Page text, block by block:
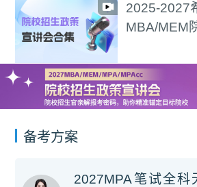
2025-2027
MBA/MEM
备考方案
2027MPA笔试全科